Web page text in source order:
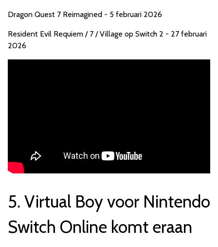
Dragon Quest 7 Reimagined - 5 februari 2026
Resident Evil Requiem / 7 / Village op Switch 2 - 27 februari
2026
5. Virtual Boy voor Nintendo
Switch Online komt eraan